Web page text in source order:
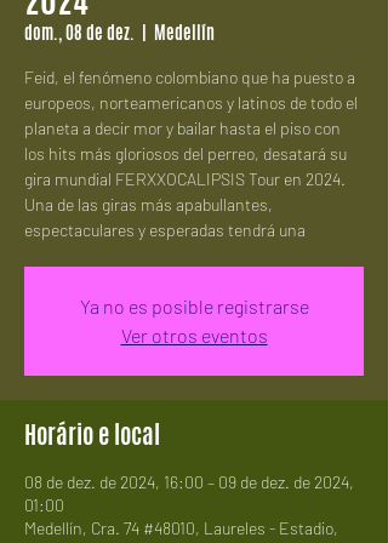
dom., 08 de dez.
  |
Medellín
Feid, el fenómeno colombiano que ha puesto a
europeos, norteamericanos y latinos de todo el
planeta a decir mor y bailar hasta el piso con
los hits más gloriosos del perreo, desatará su
gira mundial FERXXOCALIPSIS Tour en 2024.
Una de las giras más apabullantes,
espectaculares y esperadas tendrá una
Ya no es posible registrarse
Ver otros eventos
Horário e local
08 de dez. de 2024, 16:00 – 09 de dez. de 2024,
01:00
Medellín, Cra. 74 #48010, Laureles - Estadio,